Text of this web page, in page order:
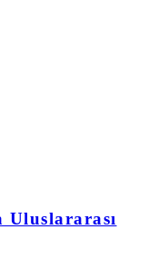
Uluslararası